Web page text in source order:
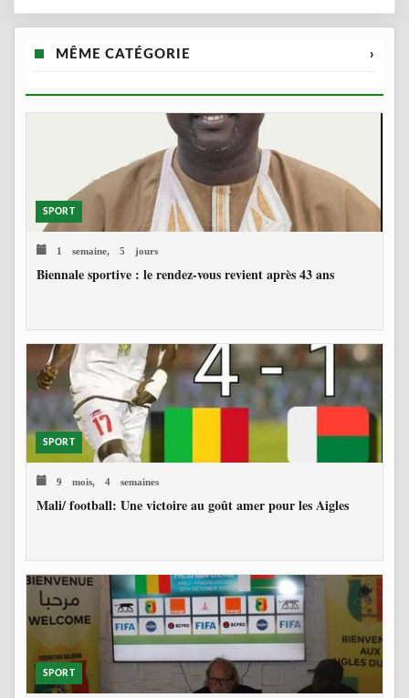
MÊME CATÉGORIE ›
SPORT
1 semaine, 5 jours
Biennale sportive : le rendez-vous revient après 43 ans
SPORT
9 mois, 4 semaines
Mali/ football: Une victoire au goût amer pour les Aigles
SPORT